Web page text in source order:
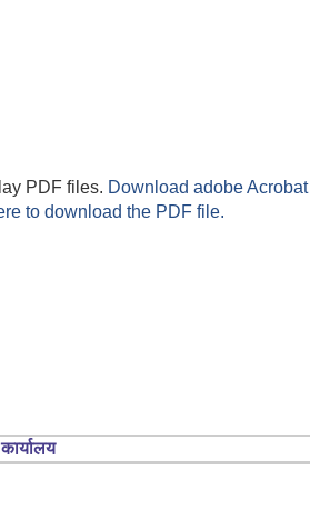
PDF files. Download adobe Acrobat
to download the PDF file.
कार्यालय